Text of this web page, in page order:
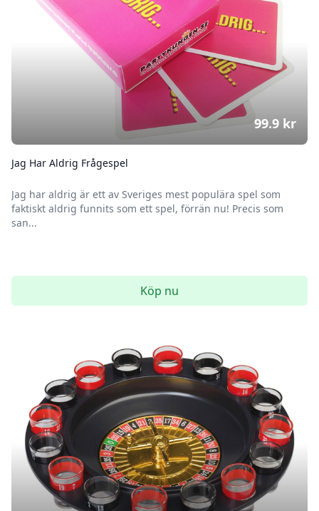
Jag Har Aldrig Frågespel
Jag har aldrig är ett av Sveriges mest populära spel som
faktiskt aldrig funnits som ett spel, förrän nu! Precis som
san...
99.9 kr
Köp nu